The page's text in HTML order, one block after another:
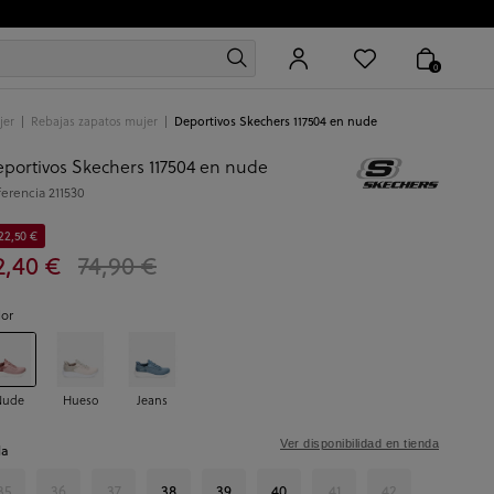
0
Rebajas zapatos mujer Deportivos Skechers 117504 en nude
Skechers 117504 en nude
211530
€ 74,90 €
€
Hueso Jeans
Ver disponibilidad en tienda